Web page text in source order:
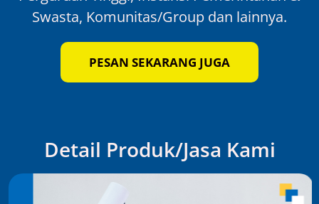
Swasta, Komunitas/Group dan lainnya.
PESAN SEKARANG JUGA
Detail Produk/Jasa Kami